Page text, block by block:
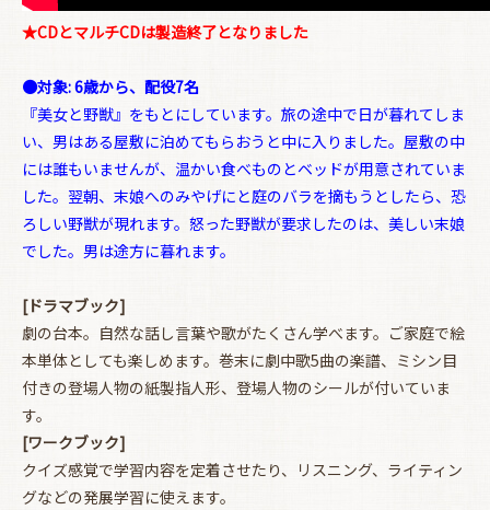
お買い物を続ける カートへ進む
★CDとマルチCDは製造終了となりました
●対象: 6歳から、配役7名
『美女と野獣』をもとにしています。旅の途中で日が暮れてしま
い、男はある屋敷に泊めてもらおうと中に入りました。屋敷の中
には誰もいませんが、温かい食べものとベッドが用意されていま
した。翌朝、末娘へのみやげにと庭のバラを摘もうとしたら、恐
ろしい野獣が現れます。怒った野獣が要求したのは、美しい末娘
でした。男は途方に暮れます。
[ドラマブック]
劇の台本。自然な話し言葉や歌がたくさん学べます。ご家庭で絵
本単体としても楽しめます。巻末に劇中歌5曲の楽譜、ミシン目
付きの登場人物の紙製指人形、登場人物のシールが付いていま
す。
[ワークブック]
クイズ感覚で学習内容を定着させたり、リスニング、ライティン
グなどの発展学習に使えます。